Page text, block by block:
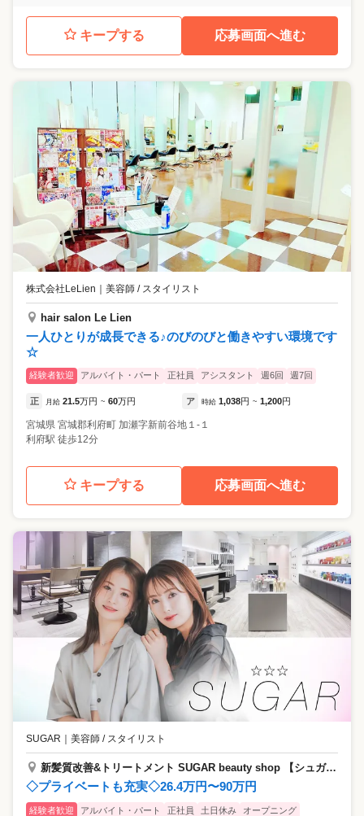
キープする 応募画面へ進む
株式会社LeLien 美容師 / スタイリスト
hair salon Le Lien
一人ひとりが成長できる♪のびのびと働きやすい環境です
☆
経験者歓迎 アルバイト・パート 正社員 アシスタント 週6回 週7回
正 月給 21.5万円 ~ 60万円 ア 時給 1,038円 ~ 1,200円
宮城県 宮城郡利府町 加瀬字新前谷地１‐１
利府駅 徒歩12分
キープする 応募画面へ進む
SUGAR 美容師 / スタイリスト
新髪質改善&トリートメント SUGAR beauty shop 【シュガー】
◇プライベートも充実◇26.4万円〜90万円
経験者歓迎 アルバイト・パート 正社員 土日休み
オープニング